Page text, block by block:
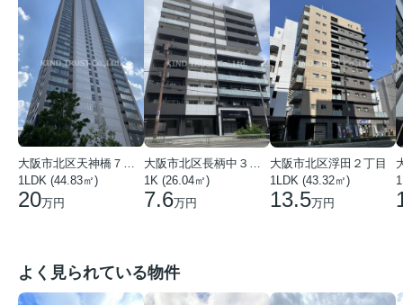
大阪市北区天神橋７丁目
1LDK (44.83㎡)
20万円
大阪市北区長柄中３丁目
1K (26.04㎡)
7.6万円
大阪市北区浮田２丁目
1LDK (43.32㎡)
13.5万円
よく見られている物件